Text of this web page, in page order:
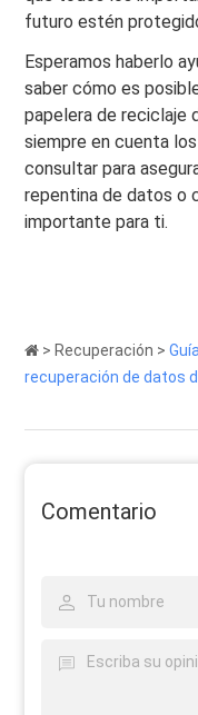
futuro estén
Esperamos haberlo
saber cómo es
papelera de reciclaje
siempre en cuenta
consultar para
repentina de datos o
importante para ti.
> Recuperación >
recuperación de datos
Comentario